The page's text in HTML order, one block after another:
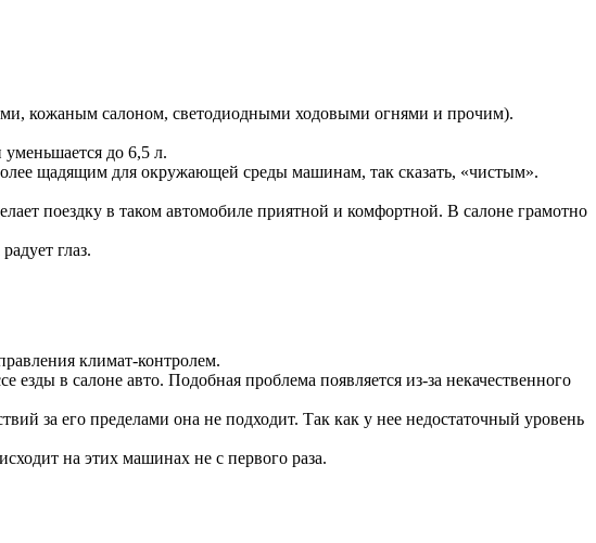
кожаным салоном, светодиодными ходовыми огнями и прочим).
уменьшается до 6,5 л.
щадящим для окружающей среды машинам, так сказать, «чистым».
поездку в таком автомобиле приятной и комфортной. В салоне грамотно
глаз.
климат-контролем.
в салоне авто. Подобная проблема появляется из-за некачественного
за его пределами она не подходит. Так как у нее недостаточный уровень
на этих машинах не с первого раза.